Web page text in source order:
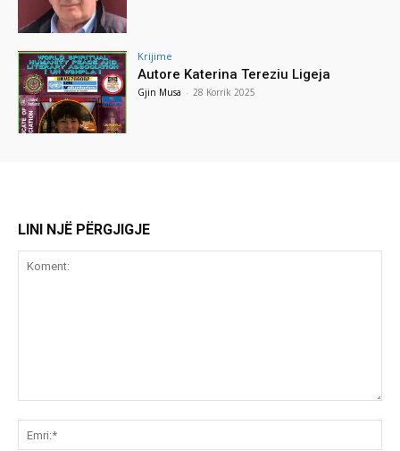
Krijime
Autore Katerina Tereziu Ligeja
Gjin Musa - 28 Korrik 2025
LINI NJË PËRGJIGJE